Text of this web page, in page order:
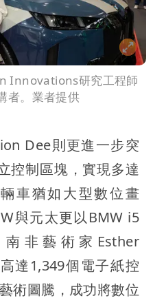
Innovations研究工程師
者。業者提供
Dee則更進一步突
控制區塊，實現多達
車猶如大型數位畫
與元太更以BMW i5
南非藝術家Esther
達1,349個電子紙控
術圖騰，成功將數位